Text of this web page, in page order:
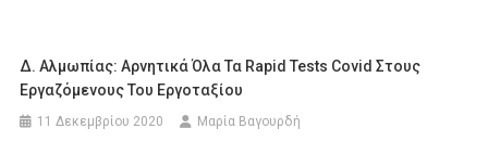
Δ. Αλμωπίας: Αρνητικά Όλα Τα Rapid Tests Covid Στους
Εργαζόμενους Του Εργοταξίου
11 Δεκεμβρίου 2020 Μαρία Βαγουρδή